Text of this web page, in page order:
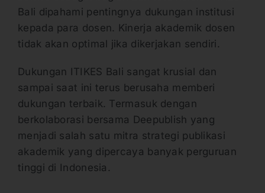
Bali dipahami pentingnya dukungan institusi
kepada para dosen. Kinerja akademik dosen
tidak akan optimal jika dikerjakan sendiri.
Dukungan ITIKES Bali sangat krusial dan
sampai saat ini terus berusaha memberi
dukungan terbaik. Termasuk dengan
berkolaborasi bersama Deepublish yang
menjadi salah satu mitra strategi publikasi
akademik yang dipercaya banyak perguruan
tinggi di Indonesia.